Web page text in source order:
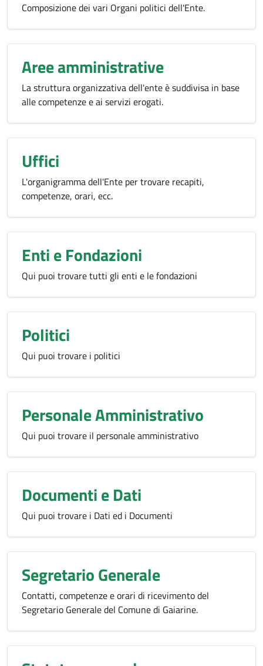
Composizione dei vari Organi politici dell'Ente.
Aree amministrative
La struttura organizzativa dell'ente è suddivisa in base
alle competenze e ai servizi erogati.
Uffici
L'organigramma dell'Ente per trovare recapiti,
competenze, orari, ecc.
Enti e Fondazioni
Qui puoi trovare tutti gli enti e le fondazioni
Politici
Qui puoi trovare i politici
Personale Amministrativo
Qui puoi trovare il personale amministrativo
Documenti e Dati
Qui puoi trovare i Dati ed i Documenti
Segretario Generale
Contatti, competenze e orari di ricevimento del
Segretario Generale del Comune di Gaiarine.